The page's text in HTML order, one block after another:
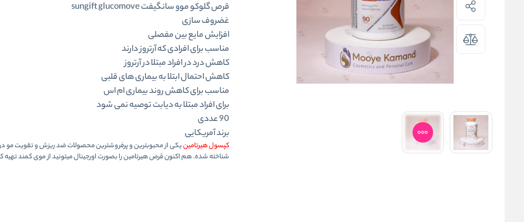
قرص گلوکو موو سانگیفت sungift glucomove
غضروف سازی
افزایش مایع بین مفصلی
مناسب برای افرادی که آرتروز دارند
کاهش درد در افراد مبتلا در آرتروز
کاهش احتمال ابتلا به بیماری های قلبی
مناسب برای کاهش روند بیماری ام اس
برای افراد مبتلا به دیابت توصیه نمی شود
90 عددی
برند آمریکایی
کپسول هیرتامین
شناخته شده. هم اکنون قرص هیرتامین را بصورت اورجینال میتونید از موی کمند تهیه